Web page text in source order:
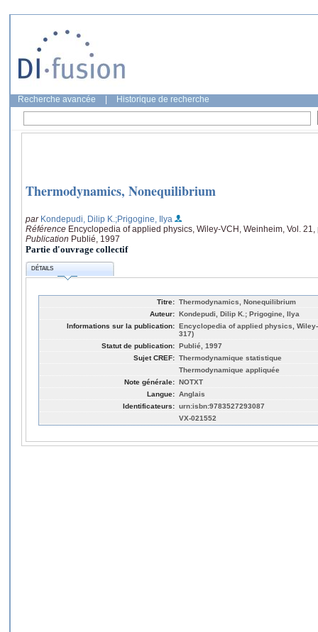
Recherche avancée Historique de recherche
Thermodynamics, Nonequilibrium
par Kondepudi, Dilip K. ;Prigogine, Ilya
Référence Encyclopedia of applied physics, Wiley-VCH, Weinheim, Vol.
Publication Publié, 1997
Partie d'ouvrage collectif
DÉTAILS
Titre: Thermodynamics, Nonequilibrium
Auteur: Kondepudi, Dilip K.; Prigogine, Ilya
Informations sur la publication: Encyclopedia of applied physics, Wiley-
317)
Statut de publication: Publié, 1997
Sujet CREF: Thermodynamique statistique
Thermodynamique appliquée
Note générale: NOTXT
Langue: Anglais
Identificateurs: urn:isbn:9783527293087
VX-021552